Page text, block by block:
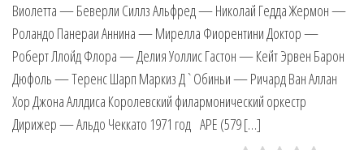
Виолетта — Беверли Силлз Альфред — Николай Гедда Жермон —
Роландо Панераи Аннина — Мирелла Фиорентини Доктор —
Роберт Ллойд Флора — Делия Уоллис Гастон — Кейт Эрвен Барон
Дюфоль — Теренс Шарп Маркиз Д`Обиньи — Ричард Ван Аллан
Хор Джона Аллдиса Королевский филармонический оркестр
Дирижер — Альдо Чеккато 1971 год APE (579 […]